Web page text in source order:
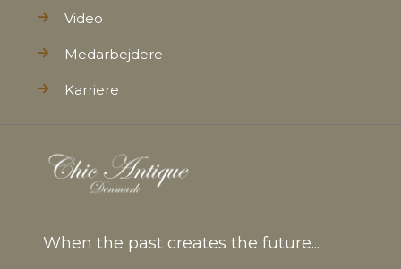
Video
Medarbejdere
Karriere
When the past creates the future...